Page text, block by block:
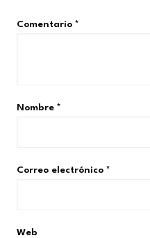
Comentario *
Nombre *
Correo electrónico *
Web